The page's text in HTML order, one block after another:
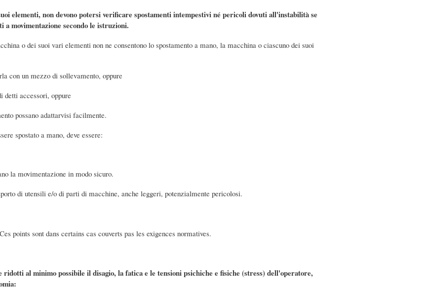
elementi, non devono potersi verificare spostamenti intempestivi né pericoli dovuti all'instabilità se
a movimentazione secondo le istruzioni.
o dei suoi vari elementi non ne consentono lo spostamento a mano, la macchina o ciascuno dei suoi
con un mezzo di sollevamento, oppure
detti accessori, oppure
possano adattarvisi facilmente.
spostato a mano, deve essere:
la movimentazione in modo sicuro.
di utensili e/o di parti di macchine, anche leggeri, potenzialmente pericolosi.
points sont dans certains cas couverts pas les exigences normatives.
ridotti al minimo possibile il disagio, la fatica e le tensioni psichiche e fisiche (stress) dell'operatore,